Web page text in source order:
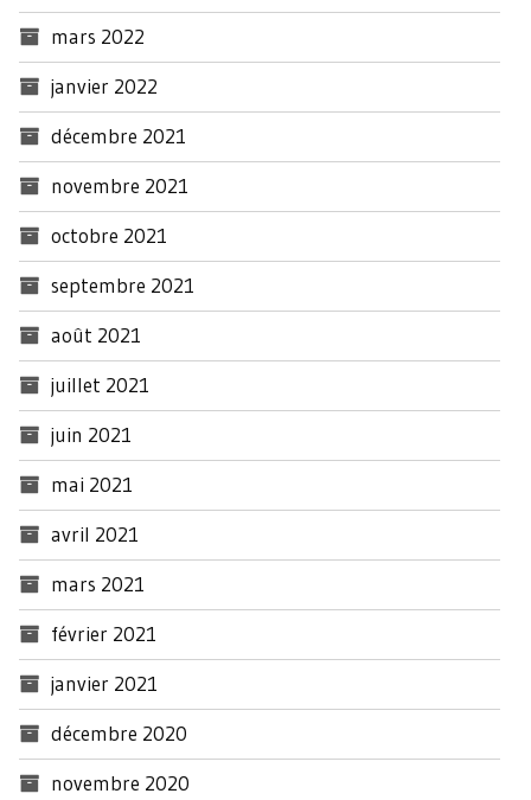
mars 2022
janvier 2022
décembre 2021
novembre 2021
octobre 2021
septembre 2021
août 2021
juillet 2021
juin 2021
mai 2021
avril 2021
mars 2021
février 2021
janvier 2021
décembre 2020
novembre 2020